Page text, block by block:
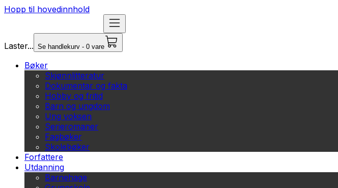
Hopp til hovedinnhold
Laster... Se handlekurv - 0 vare
Bøker
Skjønnlitteratur
Dokumentar og fakta
Hobby og fritid
Barn og ungdom
Ung voksen
Serieromaner
Fagbøker
Skolebøker
Forfattere
Utdanning
Barnehage